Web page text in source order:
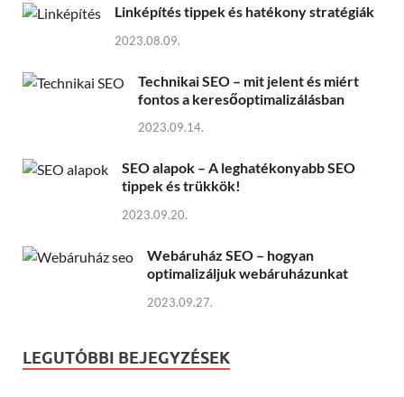
Linképítés tippek és hatékony stratégiák
2023.08.09.
Technikai SEO – mit jelent és miért
fontos a keresőoptimalizálásban
2023.09.14.
SEO alapok – A leghatékonyabb SEO
tippek és trükkök!
2023.09.20.
Webáruház SEO – hogyan
optimalizáljuk webáruházunkat
2023.09.27.
LEGUTÓBBI BEJEGYZÉSEK